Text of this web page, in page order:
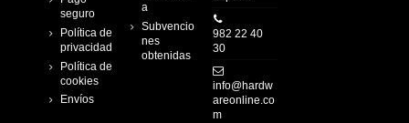
seguro
Política de
privacidad
Política de
cookies
Envíos
a
Subvencio
nes
obtenidas
982 22 40
30
info@hardw
areonline.co
m